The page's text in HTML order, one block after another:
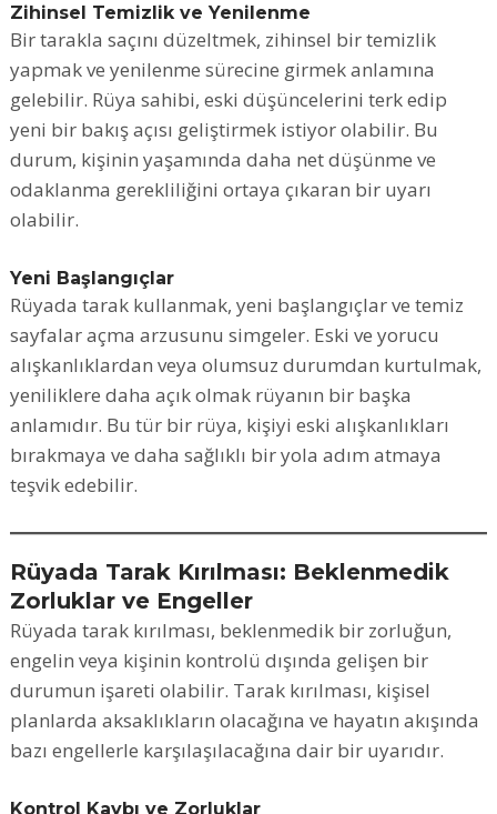
Zihinsel Temizlik ve Yenilenme
Bir tarakla saçını düzeltmek, zihinsel bir temizlik
yapmak ve yenilenme sürecine girmek anlamına
gelebilir. Rüya sahibi, eski düşüncelerini terk edip
yeni bir bakış açısı geliştirmek istiyor olabilir. Bu
durum, kişinin yaşamında daha net düşünme ve
odaklanma gerekliliğini ortaya çıkaran bir uyarı
olabilir.
Yeni Başlangıçlar
Rüyada tarak kullanmak, yeni başlangıçlar ve temiz
sayfalar açma arzusunu simgeler. Eski ve yorucu
alışkanlıklardan veya olumsuz durumdan kurtulmak,
yeniliklere daha açık olmak rüyanın bir başka
anlamıdır. Bu tür bir rüya, kişiyi eski alışkanlıkları
bırakmaya ve daha sağlıklı bir yola adım atmaya
teşvik edebilir.
Rüyada Tarak Kırılması: Beklenmedik
Zorluklar ve Engeller
Rüyada tarak kırılması, beklenmedik bir zorluğun,
engelin veya kişinin kontrolü dışında gelişen bir
durumun işareti olabilir. Tarak kırılması, kişisel
planlarda aksaklıkların olacağına ve hayatın akışında
bazı engellerle karşılaşılacağına dair bir uyarıdır.
Kontrol Kaybı ve Zorluklar